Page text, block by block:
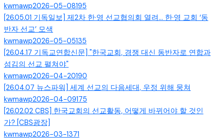
kwmawp2026-05-08195
[26.05.01 기독일보] 제2차 한·영 선교협의회 열려… 한·영 교회 ‘동
반자 선교’ 모색
kwmawp2026-05-05135
[26.04.17 기독교연합신문] "한국교회, 경쟁 대신 동반자로 연합과
섬김의 선교 펼쳐야"
kwmawp2026-04-20190
[26.04.07 뉴스파워] 세계 선교의 다음세대, 우정 위해 뭉쳐
kwmawp2026-04-09175
[26.02.02 CBS] 한국교회의 선교활동, 어떻게 바뀌어야 할 것인
가? [CBS광장]
kwmawp2026-03-1371